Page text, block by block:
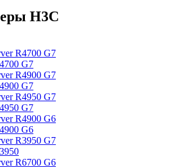
H3C
R4700 G7
R4900 G7
R4950 G7
R4900 G6
R3950 G7
R6700 G6